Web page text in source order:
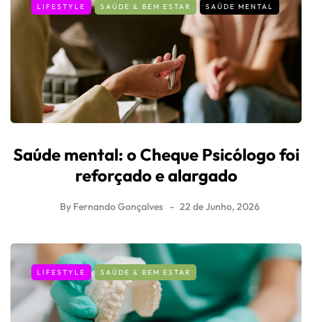
LIFESTYLE SAÚDE & BEM ESTAR SAÚDE MENTAL
Saúde mental: o Cheque Psicólogo foi
reforçado e alargado
By Fernando Gonçalves 22 de Junho, 2026
LIFESTYLE SAÚDE & BEM ESTAR